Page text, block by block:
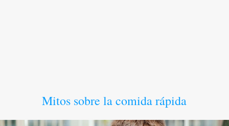
Mitos sobre la comida rápida